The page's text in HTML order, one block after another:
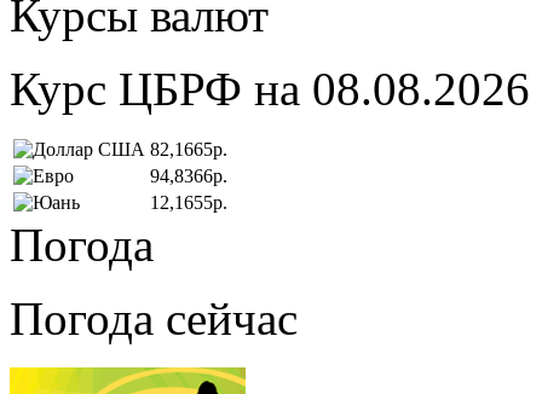
Курсы валют
Курс ЦБРФ на 08.08.2026
82,1665р.
94,8366р.
12,1655р.
Погода
Погода сейчас